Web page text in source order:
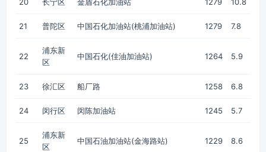
21 普陀区 中国石化加油站(桃浦加油站) 1279 7.8
22
浦东新
区
中国石化(佳油加油站) 1264 5.9
23 徐汇区 船厂路 1258 6.8
24 闵行区 闵陈加油站 1245 5.7
25
浦东新
区
中国石油加油站(金海路站) 1229 8.6